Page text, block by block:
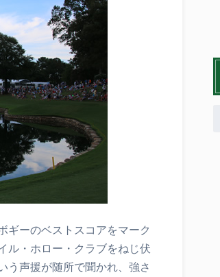
ギーのベストスコアをマーク
ル・ホロー・クラブをねじ伏
う声援が随所で聞かれ、強さ